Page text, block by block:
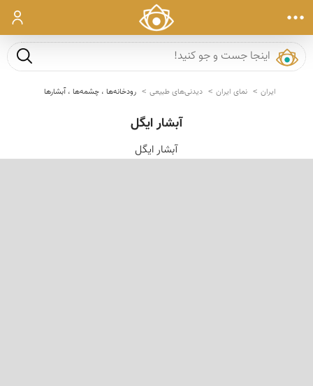
ورود
جست و
ایران نمای ایران دیدنی‌های طبیعی رودخانه‌ها ، چشمه‌ها ، آبشارها
آبشار ایگل
آبشار ایگل